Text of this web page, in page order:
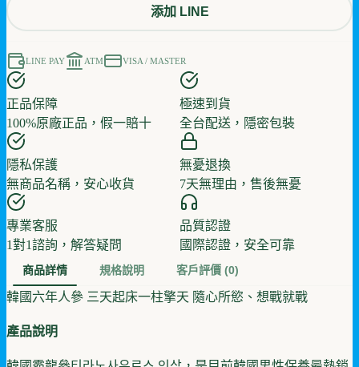
添加 LINE
LINE PAY ATM VISA / MASTER
正品保障
100%原廠正品，假一賠十
極速到貨
全台配送，隱密包裝
隱私保護
無商品名稱，安心收貨
無憂退換
7天無理由，售後無憂
專業客服
1對1諮詢，解答疑問
品質認證
國際認證，安全可靠
商品詳情 規格說明 客戶評價 (0)
韓國六年人參 三天起床一柱擎天 隨心所慾、想戰就戰
產品說明